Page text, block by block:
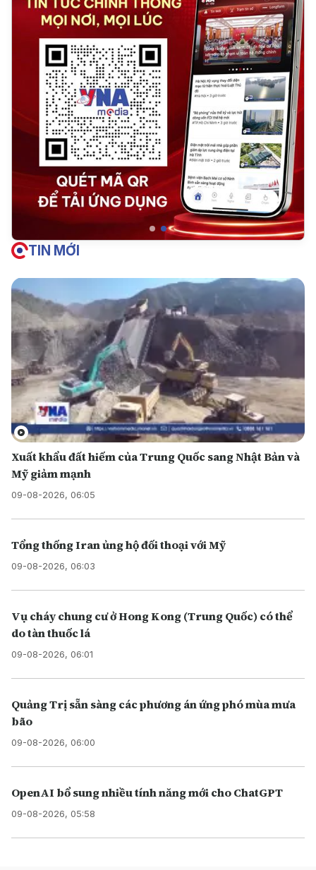
TIN MỚI
Xuất khẩu đất hiếm của Trung Quốc sang Nhật Bản và
Mỹ giảm mạnh
09-08-2026, 06:05
Tổng thống Iran ủng hộ đối thoại với Mỹ
09-08-2026, 06:03
Vụ cháy chung cư ở Hong Kong (Trung Quốc) có thể
do tàn thuốc lá
09-08-2026, 06:01
Quảng Trị sẵn sàng các phương án ứng phó mùa mưa
bão
09-08-2026, 06:00
OpenAI bổ sung nhiều tính năng mới cho ChatGPT
09-08-2026, 05:58